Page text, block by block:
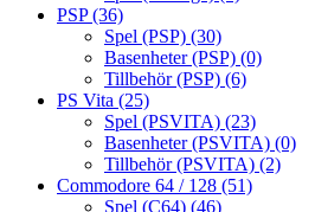
PSP(36)
Spel (PSP) (30)
Basenheter (PSP) (0)
Tillbehör (PSP) (6)
PS Vita (25)
Spel (PSVITA) (23)
Basenheter (PSVITA) (0)
Tillbehör (PSVITA) (2)
Commodore 64 / 128 (51)
Spel (C64) (46)